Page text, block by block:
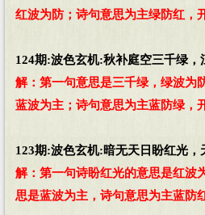
红波为防；诗句意思为主绿防红，
124期:波色玄机:秋补庭空三千绿，
解：第一句意思是三千绿，绿波为
蓝波为主；诗句意思为主蓝防绿，
123期:波色玄机:暗无天日盼红光，
解：第一句诗盼红光的意思是红波
思是蓝波为主，诗句意思为主蓝防